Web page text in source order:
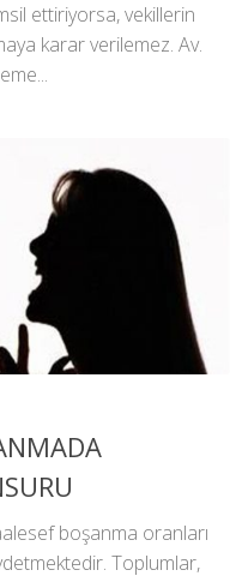
ettiriyorsa, vekillerin
karar verilemez. Av.
boşanma oranları
Toplumlar,